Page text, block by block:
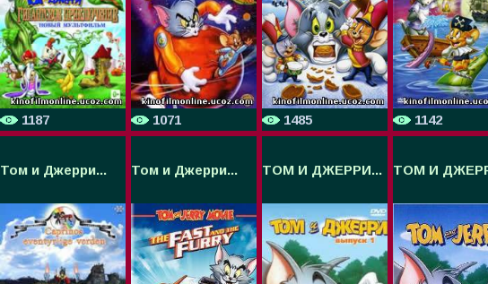
1187 1071 1485 1142
Том и Джерри... Том и Джерри... ТОМ И ДЖЕРРИ... ТОМ И